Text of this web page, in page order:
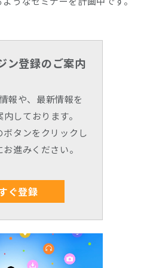
ン登録のご案内
報や、最新情報を
しております。
ボタンをクリックし
進みください。
ぐ登録